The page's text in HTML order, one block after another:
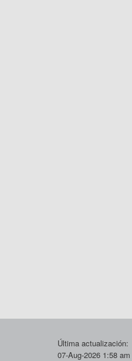
Última actualización:
07-Aug-2026 1:58 am